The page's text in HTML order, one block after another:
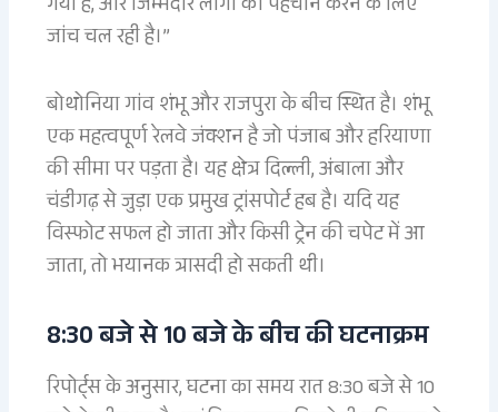
गया है, और जिम्मेदार लोगों की पहचान करने के लिए
जांच चल रही है।”
बोथोनिया गांव शंभू और राजपुरा के बीच स्थित है। शंभू
एक महत्वपूर्ण रेलवे जंक्शन है जो पंजाब और हरियाणा
की सीमा पर पड़ता है। यह क्षेत्र दिल्ली, अंबाला और
चंडीगढ़ से जुड़ा एक प्रमुख ट्रांसपोर्ट हब है। यदि यह
विस्फोट सफल हो जाता और किसी ट्रेन की चपेट में आ
जाता, तो भयानक त्रासदी हो सकती थी।
8:30 बजे से 10 बजे के बीच की घटनाक्रम
रिपोर्ट्स के अनुसार, घटना का समय रात 8:30 बजे से 10